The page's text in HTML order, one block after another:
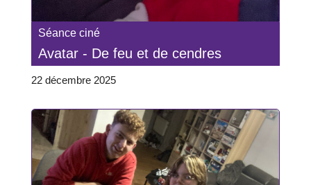
Séance ciné
Avatar - De feu et de cendres
22 décembre 2025